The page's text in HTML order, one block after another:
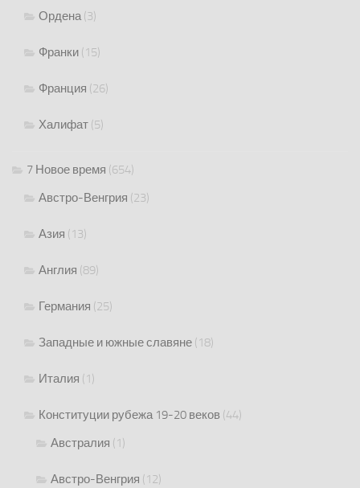
Ордена(3)
Франки (15)
Франция (26)
Халифат (5)
7 Новое время (654)
Австро-Венгрия (23)
Азия (13)
Англия (89)
Германия (25)
Западные и южные славяне (18)
Италия (1)
Конституции рубежа 19-20 веков (44)
Австралия (1)
Австро-Венгрия (12)